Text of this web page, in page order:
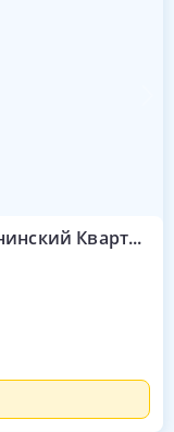
Бархатные Сезоны (Екатерининский Квартал)